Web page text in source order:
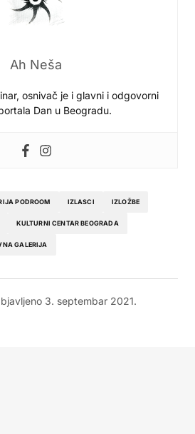
Ah Neša
osnivač je i glavni i odgovorni
Dan u Beogradu.
PODROOM IZLASCI IZLOŽBE
KULTURNI CENTAR BEOGRADA
GALERIJA
3. septembar 2021.